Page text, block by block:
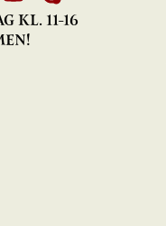
KL. 11-16